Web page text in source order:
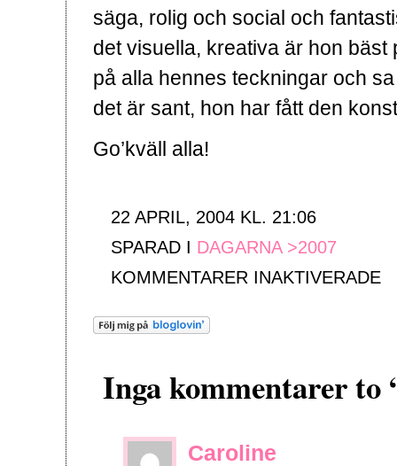
säga, rolig och social och
det visuella, kreativa är hon
på alla hennes teckningar och
det är sant, hon har fått den
Go’kväll alla!
22 APRIL, 2004 KL. 21:06
SPARAD I DAGARNA >2007
KOMMENTARER INAKTIVERADE
Inga kommentarer to
Caroline